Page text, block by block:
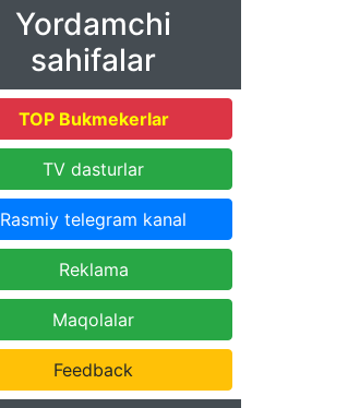
Yordamchi
sahifalar
TOP Bukmekerlar
TV dasturlar
Rasmiy telegram kanal
Reklama
Maqolalar
Feedback